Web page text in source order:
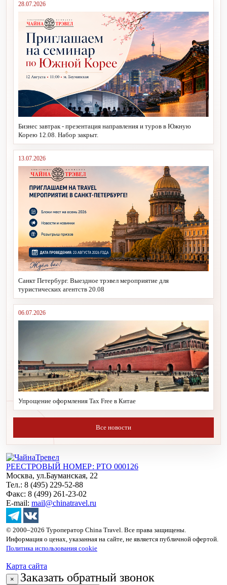
28.07.2026
Бизнес завтрак - презентация направления и туров в Южную
Корею 12.08. Набор закрыт.
13.07.2026
Санкт Петербург. Выездное трэвел мероприятие для
туристических агентств 20.08
06.07.2026
Упрощение оформления Tax Free в Китае
Все новости
РЕЕСТРОВЫЙ НОМЕР: РТО 000126
Москва, ул.Бауманская, 22
Тел.: 8 (495) 229-52-88
Факс: 8 (499) 261-23-02
E-mail: mail@chinatravel.ru
© 2000–2026 Туроператор China Travel. Все права защищены.
Информация о ценах, указанная на сайте, не является публичной офертой.
Политика использования cookie
Карта сайта
× Заказать обратный звонок